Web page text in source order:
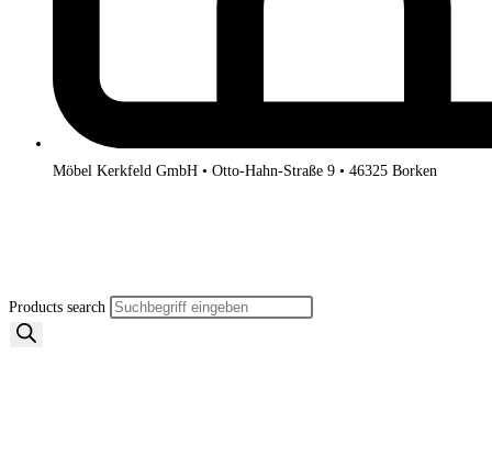
Möbel Kerkfeld GmbH • Otto-Hahn-Straße 9 • 46325 Borken
Products search